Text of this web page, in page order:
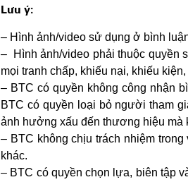
Lưu ý:
– Hình ảnh/video sử dụng ở bình
– Hình ảnh/video phải thuộc quyền
mọi tranh chấp, khiếu nại, khiếu
– BTC có quyền không công nhận
BTC có quyền loại bỏ người tham
ảnh hưởng xấu đến thương hiệu mà
– BTC không chịu trách nhiệm
khác.
– BTC có quyền chọn lựa, biên tập